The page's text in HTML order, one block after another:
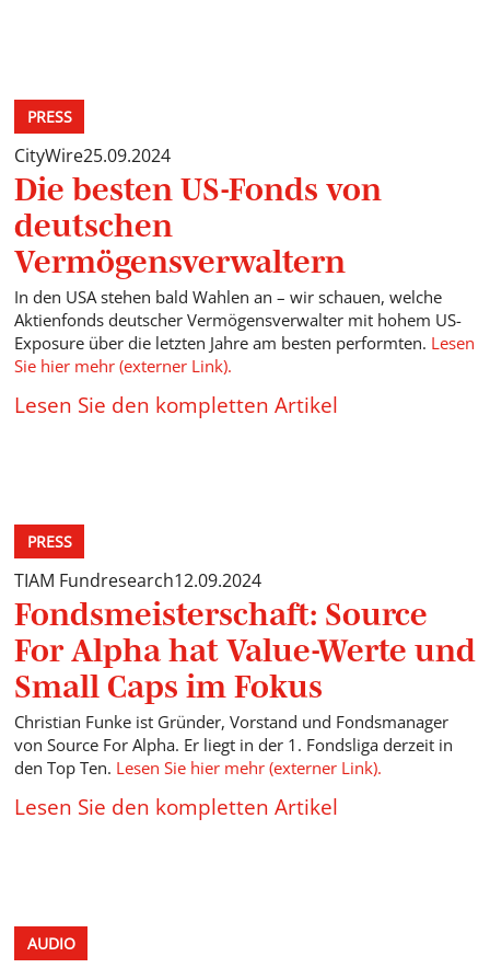
PRESS
CityWire25.09.2024
Die besten US-Fonds von
deutschen
Vermögensverwaltern
In den USA stehen bald Wahlen an – wir schauen, welche
Aktienfonds deutscher Vermögensverwalter mit hohem US-
Exposure über die letzten Jahre am besten performten. Lesen
Sie hier mehr (externer Link).
Lesen Sie den kompletten Artikel
PRESS
TIAM Fundresearch12.09.2024
Fondsmeisterschaft: Source
For Alpha hat Value-Werte und
Small Caps im Fokus
Christian Funke ist Gründer, Vorstand und Fondsmanager
von Source For Alpha. Er liegt in der 1. Fondsliga derzeit in
den Top Ten. Lesen Sie hier mehr (externer Link).
Lesen Sie den kompletten Artikel
AUDIO